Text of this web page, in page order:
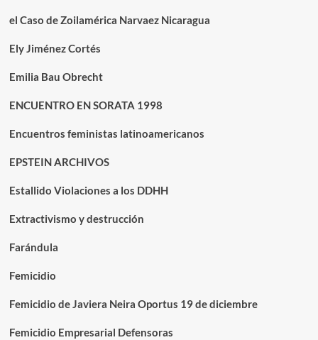
el Caso de Zoilamérica Narvaez Nicaragua
Ely Jiménez Cortés
Emilia Bau Obrecht
ENCUENTRO EN SORATA 1998
Encuentros feministas latinoamericanos
EPSTEIN ARCHIVOS
Estallido Violaciones a los DDHH
Extractivismo y destrucción
Farándula
Femicidio
Femicidio de Javiera Neira Oportus 19 de diciembre
Femicidio Empresarial Defensoras